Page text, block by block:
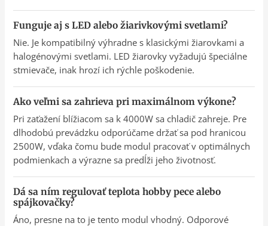
Funguje aj s LED alebo žiarivkovými svetlami?
Nie. Je kompatibilný výhradne s klasickými žiarovkami a
halogénovými svetlami. LED žiarovky vyžadujú špeciálne
stmievače, inak hrozí ich rýchle poškodenie.
Ako veľmi sa zahrieva pri maximálnom výkone?
Pri zaťažení blížiacom sa k 4000W sa chladič zahreje. Pre
dlhodobú prevádzku odporúčame držať sa pod hranicou
2500W, vďaka čomu bude modul pracovať v optimálnych
podmienkach a výrazne sa predĺži jeho životnosť.
Dá sa ním regulovať teplota hobby pece alebo
spájkovačky?
Áno, presne na to je tento modul vhodný. Odporové